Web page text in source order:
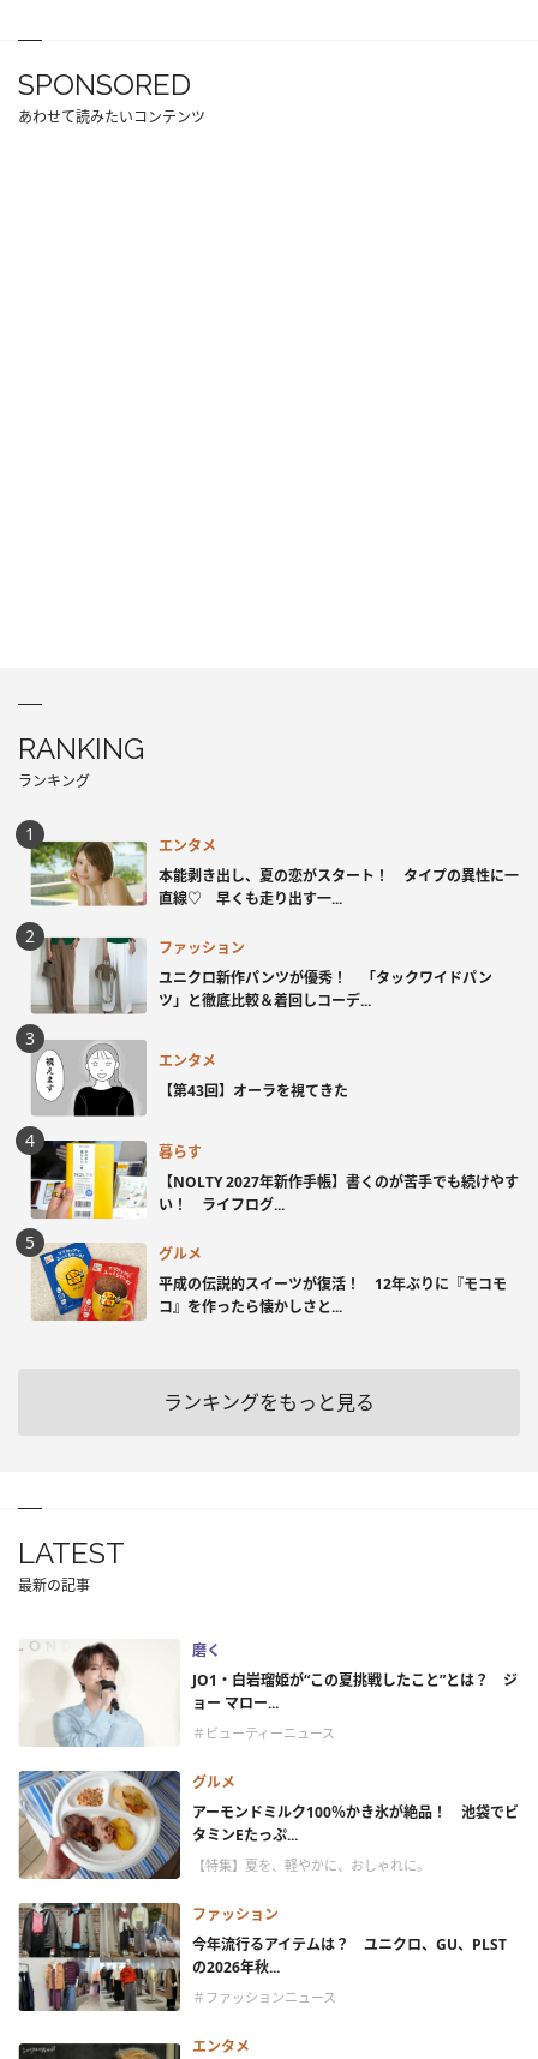
SPONSORED
あわせて読みたいコンテンツ
RANKING
ランキング
エンタメ
本能剥き出し、夏の恋がスタート！ タイプの異性に一
直線♡ 早くも走り出す一...
ファッション
ユニクロ新作パンツが優秀！ 「タックワイドパン
ツ」と徹底比較＆着回しコーデ...
エンタメ
【第43回】オーラを視てきた
暮らす
【NOLTY 2027年新作手帳】書くのが苦手でも続けやす
い！ ライフログ...
グルメ
平成の伝説的スイーツが復活！ 12年ぶりに『モコモ
コ』を作ったら懐かしさと...
ランキングをもっと見る
LATEST
最新の記事
磨く
JO1・白岩瑠姫が“この夏挑戦したこと”とは？ ジ
ョー マロー...
＃ビューティーニュース
グルメ
アーモンドミルク100％かき氷が絶品！ 池袋でビ
タミンEたっぷ...
【特集】夏を、軽やかに、おしゃれに。
ファッション
今年流行るアイテムは？ ユニクロ、GU、PLST
の2026年秋...
＃ファッションニュース
エンタメ